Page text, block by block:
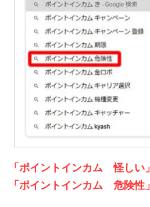
「ポイントインカム 怪しい」
「ポイントインカム 危険性」